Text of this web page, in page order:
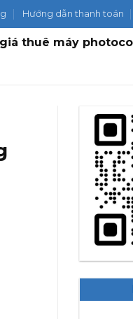
Hướng dẫn thanh toán
thuê máy